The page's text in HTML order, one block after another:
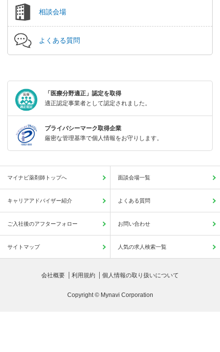
相談会場
よくある質問
「医療分野適正」認定を取得
適正認定事業者として認定されました。
プライバシーマーク取得企業
厳密な管理基準で個人情報をお守りします。
マイナビ薬剤師トップへ 面談会場一覧
キャリアアドバイザー紹介 よくある質問
ご入社後のアフターフォロー お問い合わせ
サイトマップ 人気の求人検索一覧
会社概要 利用規約 個人情報の取り扱いについて
Copyright © Mynavi Corporation